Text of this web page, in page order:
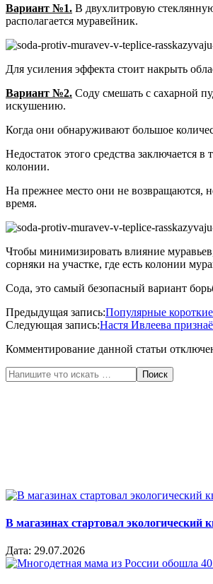
Вариант №1. В двухлитровую
располагается муравейник.
Для усиления эффекта стоит накрыть
Вариант №2. Соду смешать с сахарной
искушению.
Когда они обнаруживают большое
Недостаток этого средства заключается
колонии.
На прежнее место они не возвращаются,
время.
Чтобы минимизировать влияние
сорняки на участке, где есть колонии
Сода, это самый безопасный вариант
2020-
06-
Предыдущая запись:Популярные
Следующая запись:Настя Ивлеева
Комментирование данной статьи
Поиск
В магазинах стартовал экологический
Дата: 29.07.2026